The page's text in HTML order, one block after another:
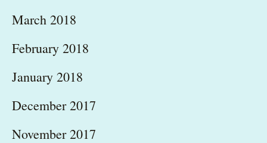
March 2018
February 2018
January 2018
December 2017
November 2017